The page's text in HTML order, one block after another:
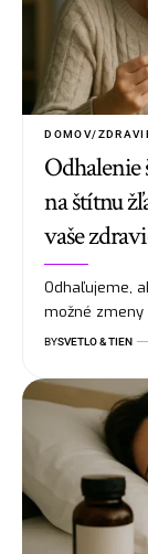
DOMOV/
na štítnu
vaše
Odhaľujeme,
možné
BYSVETLO & TIEN